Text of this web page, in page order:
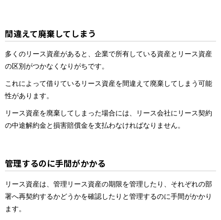
間違えて廃棄してしまう
多くのリース資産があると、企業で所有している資産とリース資産
の区別がつかなくなりがちです。
これによって借りているリース資産を間違えて廃棄してしまう可能
性があります。
リース資産を廃棄してしまった場合には、リース会社にリース契約
の中途解約金と損害賠償金を支払わなければなりません。
管理するのに手間がかかる
リース資産は、管理リース資産の期限を管理したり、それぞれの部
署へ再契約するかどうかを確認したりと管理するのに手間がかかり
ます。